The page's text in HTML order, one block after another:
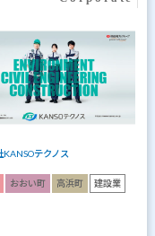
KANSOテクノス
おおい町 高浜町 建設業